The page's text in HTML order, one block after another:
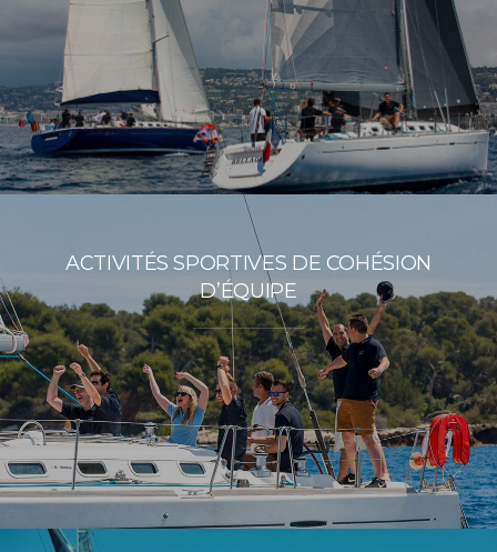
ACTIVITÉS SPORTIVES DE COHÉSION
D’ÉQUIPE